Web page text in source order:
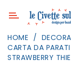
Categoria
ARREDAMENTO
HOME
CARTA DA
STRAWBERRY